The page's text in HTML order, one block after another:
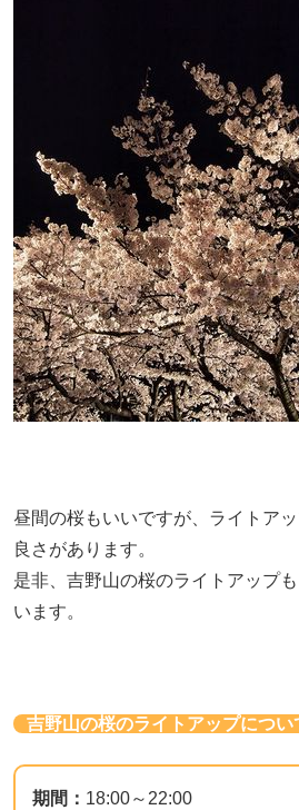
昼間の桜もいいですが、ライトア
良さがあります。
是非、吉野山の桜のライトアップ
います。
吉野山の桜のライトアップについ
期間： 18:00～22:00